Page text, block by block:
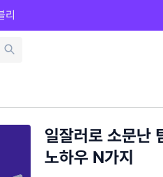
리
일잘러로 소문난
노하우 N가지